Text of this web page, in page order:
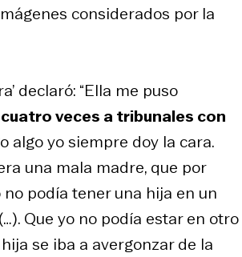
considerados por la
declaró: “Ella me puso
veces a tribunales con
algo yo siempre doy la cara.
una mala madre, que por
no podía tener una hija en un
Que yo no podía estar en otro
se iba a avergonzar de la